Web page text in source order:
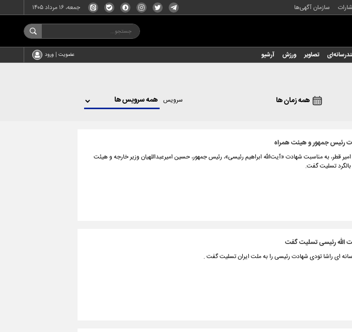
سازمان آگهی‌ها جمعه، ۱۶ مرداد ۱۴۰۵
تصاویر ورزش آرشیو عضویت | ورود
همه زمان ها سرویس
رئیس جمهور و هیئت همراه
قطر، به مناسبت شهادت «آیت‌الله ابراهیم رئیسی»، رئیس جمهور، حسین امیرعبداللهیان وزیر خارجه و هیئت
تسلیت گفت.
الله رئیسی تسلیت گفت
رسانه ای راشا تودی شهادت رئیسی را به ملت ایران تسلیت گفت .